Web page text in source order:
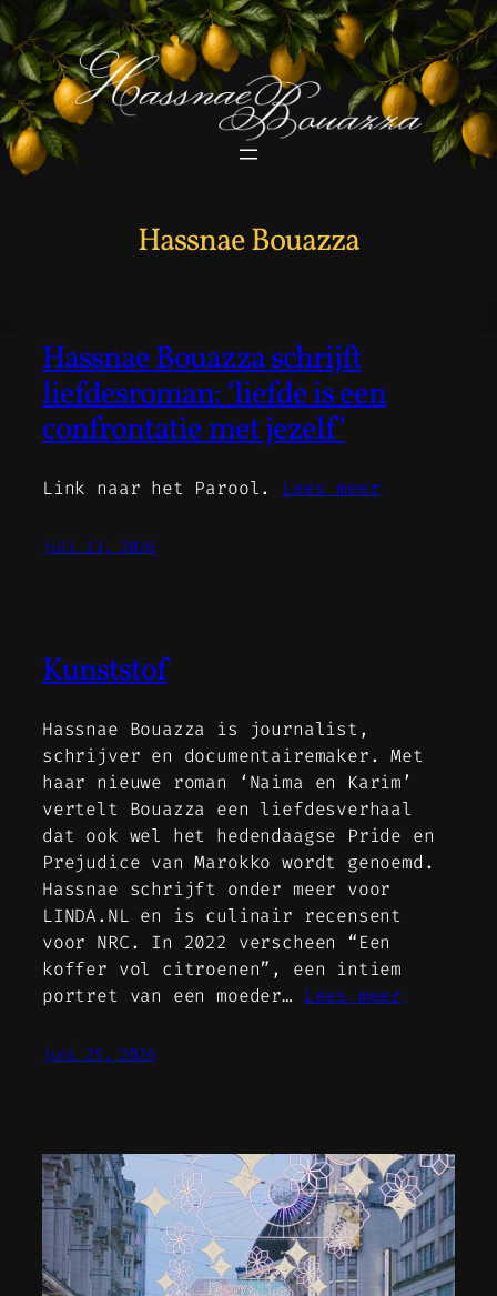
Ga
naar
de
inhoud
Hassnae Bouazza
Hassnae Bouazza schrijft
liefdesroman: ‘liefde is een
confrontatie met jezelf’
Link naar het Parool. Lees meer
juli 13, 2026
Kunststof
Hassnae Bouazza is journalist,
schrijver en documentairemaker. Met
haar nieuwe roman ‘Naima en Karim’
vertelt Bouazza een liefdesverhaal
dat ook wel het hedendaagse Pride en
Prejudice van Marokko wordt genoemd.
Hassnae schrijft onder meer voor
LINDA.NL en is culinair recensent
voor NRC. In 2022 verscheen “Een
koffer vol citroenen”, een intiem
portret van een moeder…
Lees meer
juni 25, 2026